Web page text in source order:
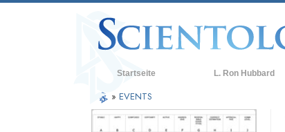
Startseite L. Ron Hubbard
» EVENTS